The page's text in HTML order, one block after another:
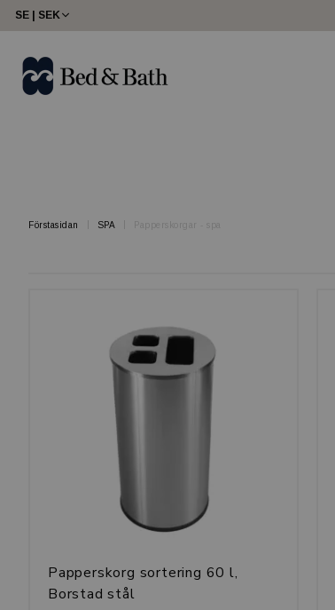
share23
SE | SEK
Förstasidan SPA
Papperskorg sortering 60 l,
Borstad stål